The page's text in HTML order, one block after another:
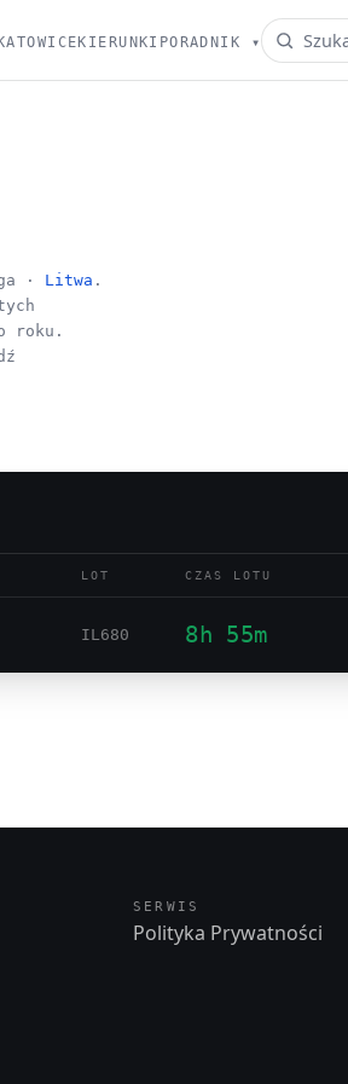
KIERUNKI PORADNIK ▾
· Litwa .
roku.
LOT CZAS LOTU
IL680 8h 55m
SERWIS
Polityka Prywatności